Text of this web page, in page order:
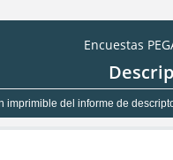
Encuestas
imprimible del informe de